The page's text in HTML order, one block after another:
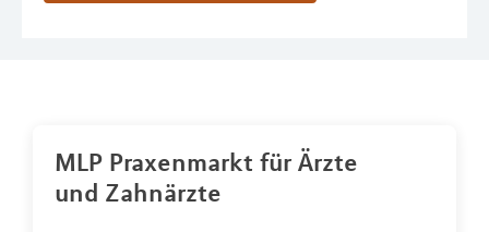
MLP Praxenmarkt für Ärzte
und Zahnärzte